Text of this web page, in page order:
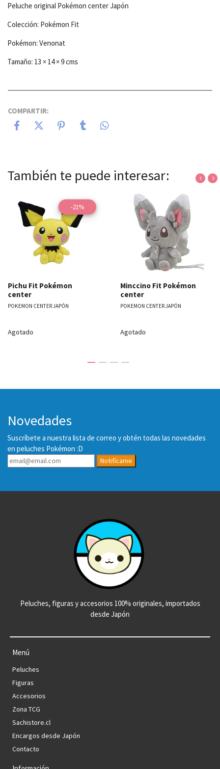
Peluche original Pokémon center Japón
Colección: Pokémon Fit
Pokémon: Venonat
Tamaño: 13 × 14 × 9 cms
COMPARTIR:
También te puede interesar:
-21%
Pichu Fit Pokémon
center
POKEMON CENTER JAPÓN
Agotado
Minccino Fit Pokémon
center
POKEMON CENTER JAPÓN
Agotado
‹ ›
Novedades
Suscríbete a nuestra lista de correo y obtén todas las novedades
en peluches Pokémon :D
Notifícame
Peluches, figuras y accesorios 100% originales, importados
desde Japón
Menú
Peluches
Figuras
Accesorios
Zona TCG
Sachistore.cl
Encargos desde Japón
Contacto